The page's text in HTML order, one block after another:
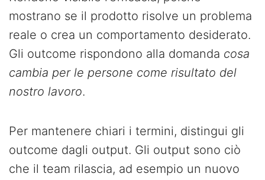
mostrano se il prodotto risolve un problema
reale o crea un comportamento desiderato.
Gli outcome rispondono alla domanda cosa
cambia per le persone come risultato del
nostro lavoro.
Per mantenere chiari i termini, distingui gli
outcome dagli output. Gli output sono ciò
che il team rilascia, ad esempio un nuovo